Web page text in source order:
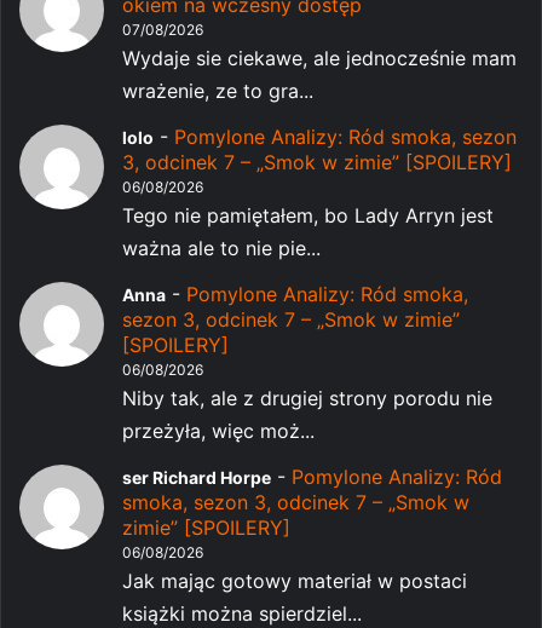
okiem na wczesny dostęp
07/08/2026
Wydaje sie ciekawe, ale jednocześnie mam
wrażenie, ze to gra...
lolo - Pomylone Analizy: Ród smoka, sezon
3, odcinek 7 – „Smok w zimie” [SPOILERY]
06/08/2026
Tego nie pamiętałem, bo Lady Arryn jest
ważna ale to nie pie...
Anna - Pomylone Analizy: Ród smoka,
sezon 3, odcinek 7 – „Smok w zimie”
[SPOILERY]
06/08/2026
Niby tak, ale z drugiej strony porodu nie
przeżyła, więc moż...
ser Richard Horpe - Pomylone Analizy: Ród
smoka, sezon 3, odcinek 7 – „Smok w
zimie” [SPOILERY]
06/08/2026
Jak mając gotowy materiał w postaci
książki można spierdziel...